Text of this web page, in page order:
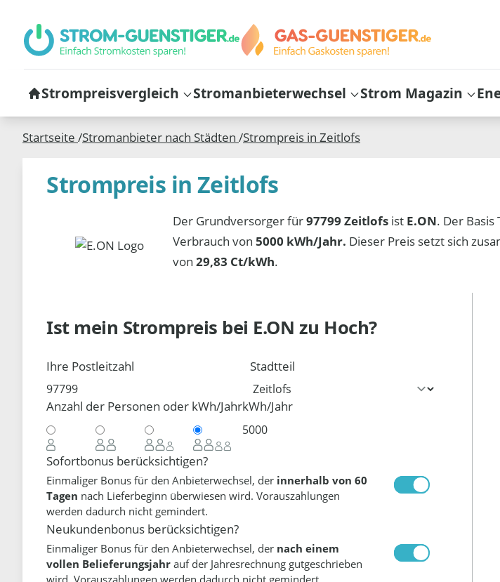
Strompreisvergleich Stromanbieterwechsel Strom Magazin
Startseite /Stromanbieter nach Städten /Strompreis in Zeitlofs
Strompreis in Zeitlofs
Der Grundversorger für97799 Zeitlofs ist E.ON. Der Basis
Verbrauch von5000 kWh/Jahr. Dieser Preis setzt sich
von29,83 Ct/kWh.
Ist mein Strompreis bei E.ON zu Hoch?
Ihre Postleitzahl Stadtteil
Anzahl der Personen oder kWh/JahrkWh/Jahr
Sofortbonus berücksichtigen?
Einmaliger Bonus für den Anbieterwechsel, der innerhalb von 60
Tagen nach Lieferbeginn überwiesen wird. Vorauszahlungen
werden dadurch nicht gemindert.
Neukundenbonus berücksichtigen?
Einmaliger Bonus für den Anbieterwechsel, der nach einem
vollen Belieferungsjahr auf der Jahresrechnung gutgeschrieben